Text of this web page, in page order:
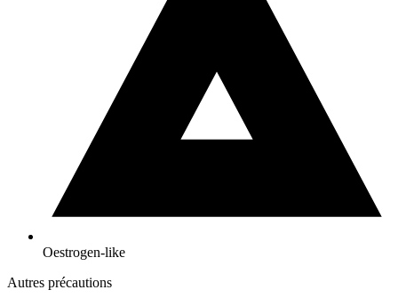
Oestrogen-like
Autres précautions